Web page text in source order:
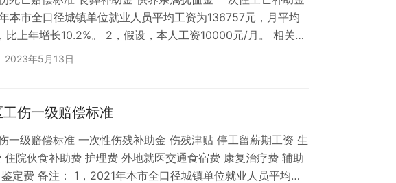
本市全口径城镇单位就业人员平均工资为136757元，月平均
比上年增长10.2%。 2，假设，本人工资10000元/月。 相关推
工伤十级赔偿标准 上海市青浦区工伤九级赔偿标准 上海市青
赔偿标准 上海市青浦…
2023年5月13日
工伤一级赔偿标准
一级赔偿标准 一次性伤残补助金 伤残津贴 停工留薪期工资 生
住院伙食补助费 护理费 外地就医交通食宿费 康复治疗费 辅助
定费 备注： 1，2021年本市全口径城镇单位就业人员平均工